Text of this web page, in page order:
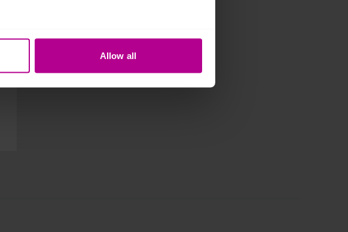
Allow all